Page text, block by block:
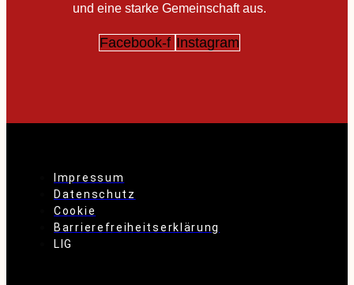
und eine starke Gemeinschaft aus.
Facebook-f Instagram
Impressum
Datenschutz
Cookie
Barrierefreiheitserklärung
LIG